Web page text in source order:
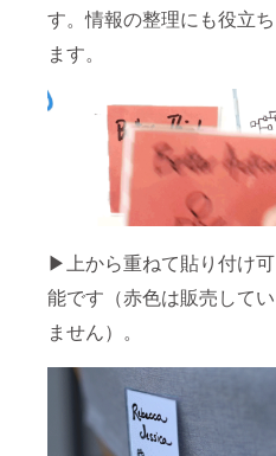
す。情報の整理にも役立ち
ます。
▶上から重ねて貼り付け可
能です（赤色は販売してい
ません）。